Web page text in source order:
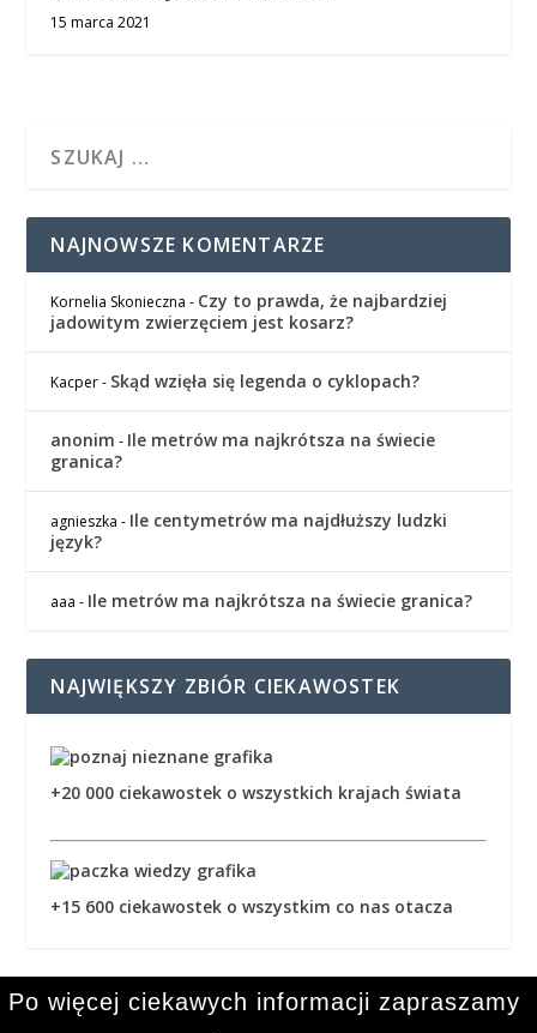
15 marca 2021
NAJNOWSZE KOMENTARZE
Kornelia Skonieczna - Czy to prawda, że najbardziej
jadowitym zwierzęciem jest kosarz?
Kacper- Skąd wzięła się legenda o cyklopach?
anonim - Ile metrów ma najkrótsza na świecie
granica?
agnieszka - Ile centymetrów ma najdłuższy ludzki
język?
aaa - Ile metrów ma najkrótsza na świecie granica?
NAJWIĘKSZY ZBIÓR CIEKAWOSTEK
+20 000 ciekawostek o wszystkich krajach świata
+15 600 ciekawostek o wszystkim co nas otacza
Po więcej ciekawych informacji zapraszamy